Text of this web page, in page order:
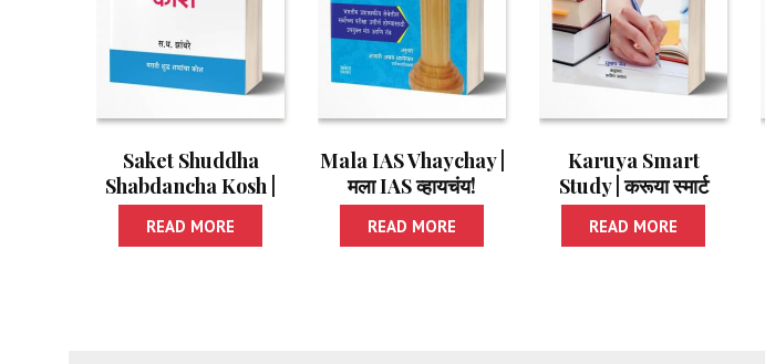
Saket Shuddha
Shabdancha Kosh |
साकेत शुद्ध शब्दांचा कोश
READ MORE
Mala IAS Vhaychay |
मला IAS व्हायचंय!
READ MORE
Karuya Smart
Study | करूया स्मार्ट
स्टडी
READ MORE